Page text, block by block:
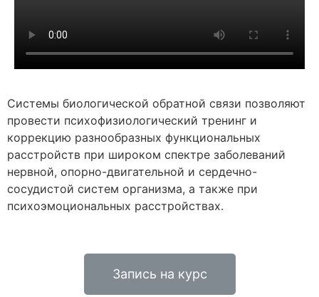
Системы биологической обратной связи позволяют
провести психофизиологический тренинг и
коррекцию разнообразных функциональных
расстройств при широком спектре заболеваний
нервной, опорно-двигательной и сердечно-
сосудистой систем организма, а также при
психоэмоциональных расстройствах.
Запись на курс